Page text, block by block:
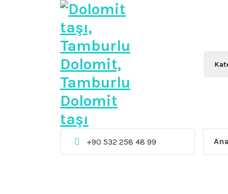
+90 532 258 48 99